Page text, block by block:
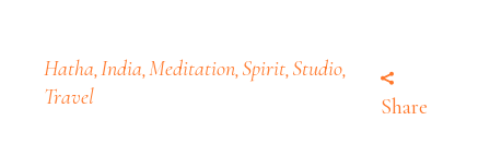
Hatha India Meditation Spirit Studio
Travel Share